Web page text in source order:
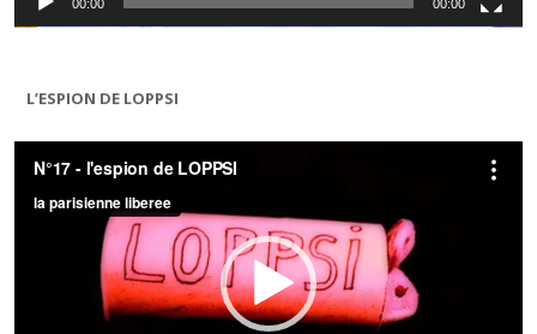
00:00 00:00
L’ESPION DE LOPPSI
Lecteur
vidéo